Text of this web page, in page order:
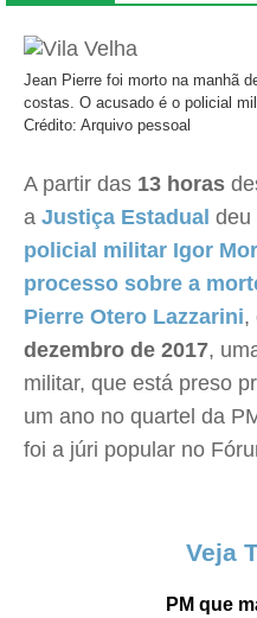
Jean Pierre foi morto na manhã
costas. O acusado é o policial
Crédito: Arquivo pessoal
A partir das 13 horas
a Justiça Estadual deu
policial militar Igor
processo sobre a
Pierre Otero Lazzarini,
dezembro de 2017,
militar, que está preso
um ano no quartel da
foi a júri popular no
Veja
PM que